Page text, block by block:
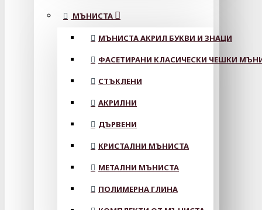
МЪНИСТА
МЪНИСТА АКРИЛ БУКВИ И ЗНАЦИ
ФАСЕТИРАНИ КЛАСИЧЕСКИ ЧЕШКИ
СТЪКЛЕНИ
АКРИЛНИ
ДЪРВЕНИ
КРИСТАЛНИ МЪНИСТА
МЕТАЛНИ МЪНИСТА
ПОЛИМЕРНА ГЛИНА